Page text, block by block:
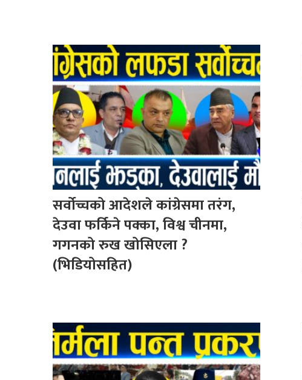
सर्वोच्चको आदेशले कांग्रेसमा तरंग,
देउवा फर्किने पक्का, विश्व चीनमा,
गगनको रुख खोसिएला ?
(भिडियोसहित)